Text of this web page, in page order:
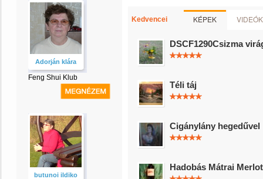
Adorján klára
Feng Shui Klub
butunoi ildiko
Kedvencei KÉPEK VIDEÓK
DSCF1290Csizma
Téli táj
Cigánylány hegedűvel
Hadobás Mátrai Merlot